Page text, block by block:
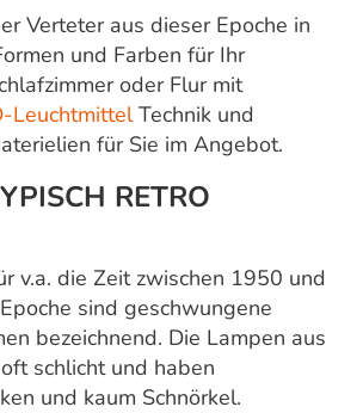
Verteter aus dieser Epoche in
und Farben für Ihr
oder Flur mit
LeuchtmittelTechnik und
für Sie im Angebot.
RETRO
v.a. die Zeit zwischen 1950 und
sind geschwungene
bezeichnend. Die Lampen aus
schlicht und haben
und kaum Schnörkel.